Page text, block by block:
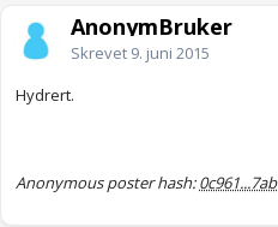
AnonymBruker
Skrevet 9. juni 2015
Hydrert.
Anonymous poster hash:0c961...7ab